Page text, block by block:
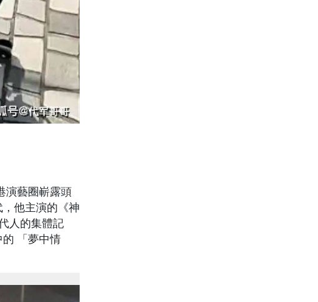
演藝圈嶄露頭
他主演的《神
人的集體記
「夢中情